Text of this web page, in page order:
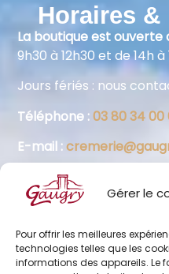
Gérer le
Pour offrir les meilleures
technologies telles que les
informations des appareils. Le
Horaires
La boutique est ouverte
9h30 à 12h30 et de 14h à
Jours fériés : nous
Téléphone :03 80 34 00
E-mail :
Parking aisé | Accès
réduite (rampe
Nous n’acceptons pas
Voir